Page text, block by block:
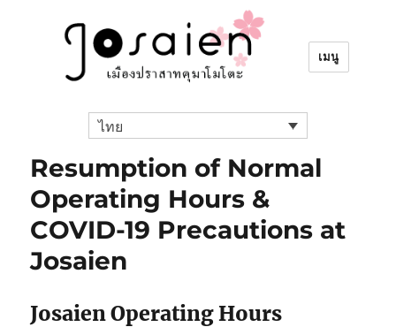
เมนู
ไทย
Resumption of Normal
Operating Hours &
COVID-19 Precautions at
Josaien
Josaien Operating Hours